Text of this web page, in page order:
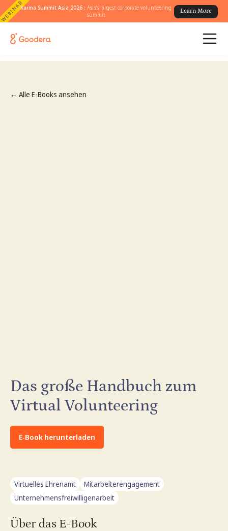
WEBINARKarma Summit Asia 2026 :Asia's largest corporate volunteering
summit
Learn More
← Alle E-Books ansehen
Das große Handbuch zum
Virtual Volunteering
E-Book herunterladen
Virtuelles Ehrenamt
Mitarbeiterengagement
Unternehmensfreiwilligenarbeit
Über das E-Book